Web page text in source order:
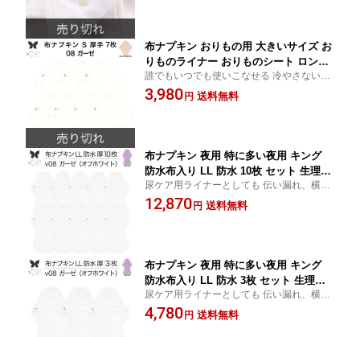
布ナプキン おりもの用 大きいサイズ お
りものライナー おりものシート ロング
おりもの 厚手 S 布ライナー 一体型 7枚
セット 防水布なし オリモノ 月経 温活
誰でもいつでも使いこなせる 冷やさないや
さしさ 紙ナプキンに乗せてやさしい肌触り
月経カップ 吸水ショーツ 併用OK 生理の終
3,980 円 送料無料
布ナプキン 夜用 特に多い夜用 キング
防水布入り LL 防水 10枚 セット 生理ナ
プキン 350 朝までブロック 超熟睡 中量
用 尿もれ用 尿もれ 尿漏れ 吸水パット
尿ケア用ライナーとしても 伝い漏れ、横漏
れしっかりガード 余裕のある長さを求める
方 出血量が特に多い時 軽量尿漏れ対策に
12,870 円 送料無料
布ナプキン 夜用 特に多い夜用 キング
防水布入り LL 防水 3枚 セット 生理ナ
プキン 350 朝までブロック 超熟睡 中量
用 尿もれ用 尿もれ 尿漏れ 吸水パット
尿ケア用ライナーとしても 伝い漏れ、横漏
れしっかりガード 余裕のある長さを求める
方 出血量が特に多い時 軽量尿漏れ対策に
4,780 円 送料無料